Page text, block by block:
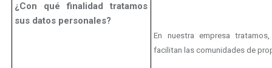
¿Con qué finalidad tratamos
sus datos personales?
En nuestra empresa
facilitan las comunidades de